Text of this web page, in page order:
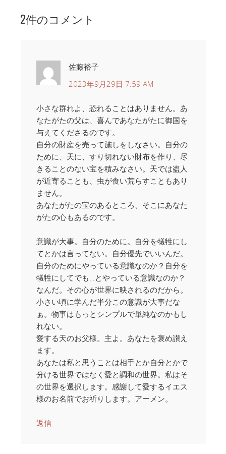
2件のコメント
佐藤裕子
2023年9月29日 7:59 AM
小さな群れよ、恐れることはありません。あ
なたがたの父は、喜んであなたがたに御国を
与えてくださるのです。
自分の財産を売って施しをしなさい。自分の
ために、天に、すり切れない財布を作り、尽
きることのない宝を積みなさい。天では盗人
が近寄ることも、虫が食い荒らすこともあり
ません。
あなたがたの宝のあるところ、そこにあなた
がたの心もあるのです。
意識が大事。自分のために。自分を犠牲にし
てとかは言ってない。自分優先でいいんだ。
自分のためにやっている意識なのか？自分を
犠牲にしてでも…とやっている意識なのか？
なんだ。その心が世界に映されるのだから。
小さい頃に学んだ半分この意識が大事だな
ぁ。物事はもっとシンプルで単純なのかもし
れない。
愛する天のお父様。主よ。あなたを褒め讃え
ます。
あなたは私と思うことは相手とか自分とかで
分ける世界ではなく愛と調和の世界。私はそ
の世界を選択します。感謝して愛するイエス
様のお名前でお祈りします。アーメン。
返信